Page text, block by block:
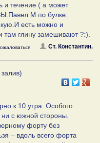
и течение ( а может
М по булке.
есть можно и
там глину замешивают ?:).
Ст. Константин.
к 10 утра. Особого
с южной стороны.
форту без
– вдоль всего форта